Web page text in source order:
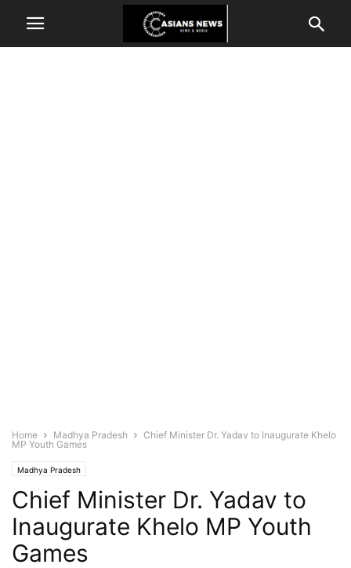
Home Madhya Pradesh
Chief Minister Dr. Yadav to Inaugurate Khelo
MP Youth Games
Madhya Pradesh
Chief Minister Dr. Yadav to
Inaugurate Khelo MP Youth
Games